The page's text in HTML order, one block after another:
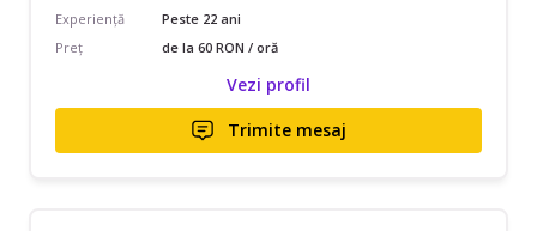
Experiență
Peste 22 ani
Preț
de la 60 RON / oră
Vezi profil
Trimite mesaj